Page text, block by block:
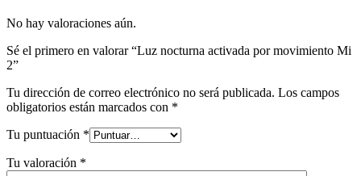
No hay valoraciones aún.
Sé el primero en valorar “Luz nocturna activada por movimiento Mi
2”
Tu dirección de correo electrónico no será publicada. Los campos
obligatorios están marcados con *
Tu puntuación *
Tu valoración *